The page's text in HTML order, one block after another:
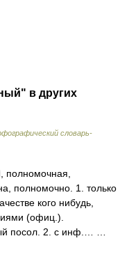
в других
словарь-
полномочно. 1. только
кого нибудь,
(офиц.).
посол. 2. с инф.… …